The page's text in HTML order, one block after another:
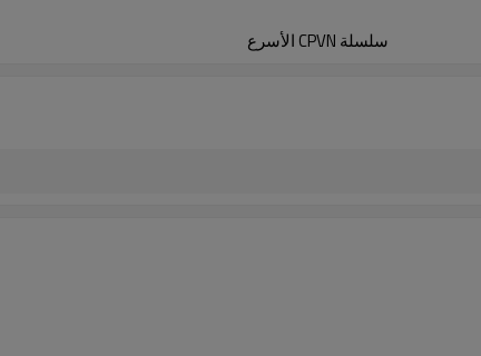
سلسلة CPVN الأسرع